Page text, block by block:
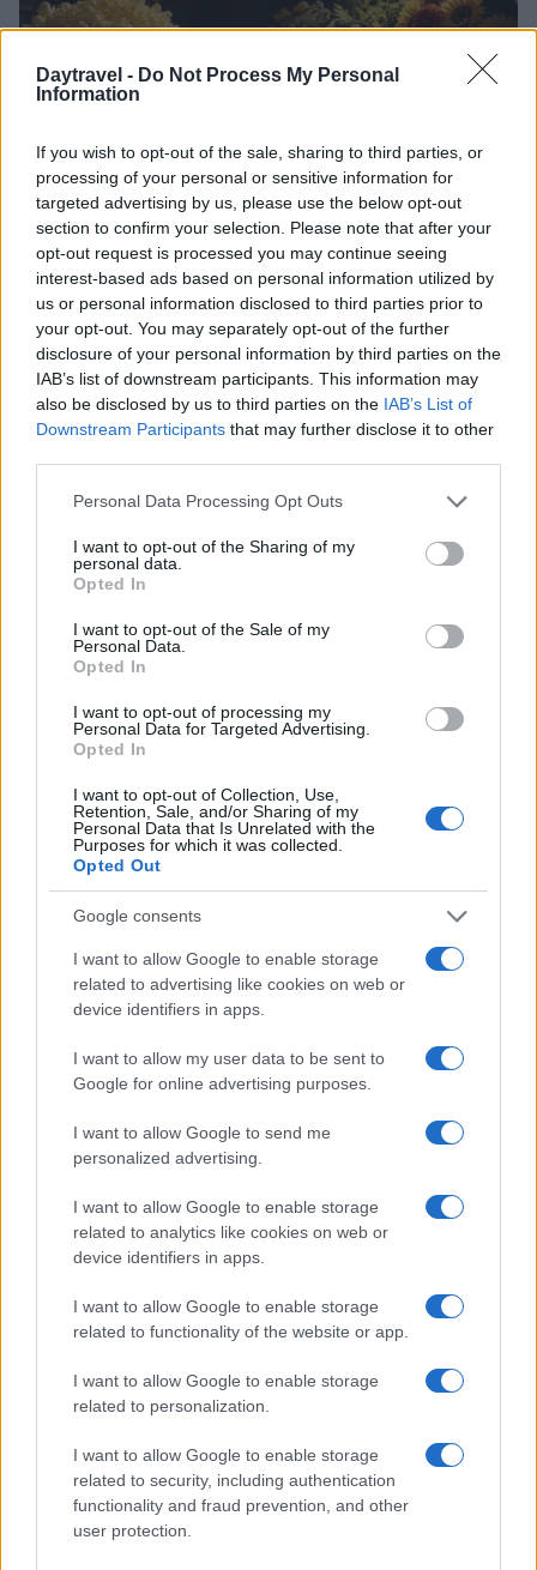
Daytravel - Do Not Process My Personal
Information
If you wish to opt-out of the sale, sharing to third parties, or
processing of your personal or sensitive information for
targeted advertising by us, please use the below opt-out
section to confirm your selection. Please note that after your
opt-out request is processed you may continue seeing
interest-based ads based on personal information utilized by
us or personal information disclosed to third parties prior to
your opt-out. You may separately opt-out of the further
disclosure of your personal information by third parties on the
IAB’s list of downstream participants. This information may
also be disclosed by us to third parties on the IAB’s List of
Downstream Participants that may further disclose it to other
Please note that this website/app uses one or more Google
not limited to your visit or usage behaviour. You may click to
grant or deny consent to Google and its third-party tags to
use your data for below specified purposes in below Google
consent section.
Personal Data Processing Opt Outs
I want to opt-out of the Sharing of my
personal data.
Opted In
I want to opt-out of the Sale of my
Personal Data.
Opted In
I want to opt-out of processing my
Personal Data for Targeted Advertising.
Opted In
I want to opt-out of Collection, Use,
Retention, Sale, and/or Sharing of my
Personal Data that Is Unrelated with the
Purposes for which it was collected.
Opted Out
Google consents
I want to allow Google to enable storage
related to advertising like cookies on web or
device identifiers in apps.
I want to allow my user data to be sent to
Google for online advertising purposes.
I want to allow Google to send me
personalized advertising.
I want to allow Google to enable storage
related to analytics like cookies on web or
device identifiers in apps.
I want to allow Google to enable storage
related to functionality of the website or app.
I want to allow Google to enable storage
related to personalization.
I want to allow Google to enable storage
related to security, including authentication
functionality and fraud prevention, and other
user protection.
Odissea e Spider-Man: i film che hanno rivoluzionato
l’estate al cinema
Alessandro Tassinari · 5 Ago 2026
FUORI PORTA
Dalla gloria di Coppi al declino attuale: l’allarme per il
ciclismo italiano
FUORI PORTA
Guida ai mercatini vintage in Piemonte con
Alessandro Tassinari · 4 Ago 2026
PIÙ LETTI
principianti
cecchini durante l’assedio di Sarajevo
Tuo Soggiorno
Guida ai borghi italiani della pizza: itinerari brevi e
autentici